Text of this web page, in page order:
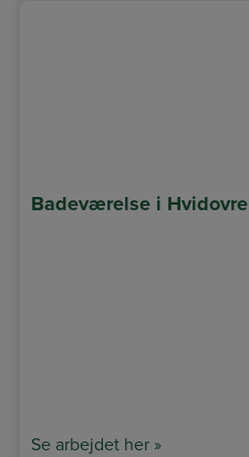
Badeværelse i Hvidovre
Se arbejdet her »